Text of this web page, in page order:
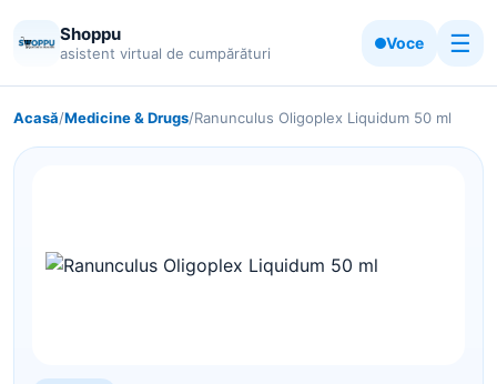
Shoppu
asistent virtual de cumpărături
Voce ☰
Acasă/Medicine & Drugs/Ranunculus Oligoplex Liquidum 50 ml